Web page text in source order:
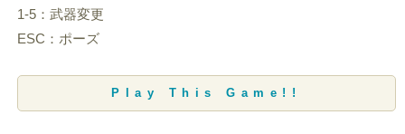
1-5：武器変更
ESC：ポーズ
Play This Game!!